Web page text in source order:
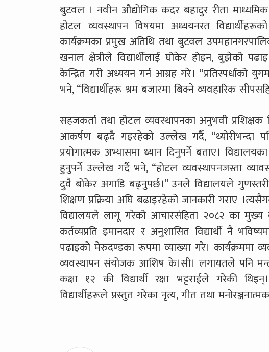
बुटवल । नवीन औद्योगिक कदर बहादुर रीता
होटल व्यवस्थापन विषयमा अध्ययनरत
कार्यक्रमका प्रमुख अतिथि तथा बुटवल
खनाल क्षेत्रीले विद्यार्थीलाई घोकेर होइन, बुझेको
केन्द्रित गरी अध्ययन गर्न आग्रह गरे। “प्रतिस्पर्धाको
भने, “विद्यार्थीहरू श्रम बजारमा बिक्ने व्यवहारिक
सहजकर्ता तथा होटल व्यवस्थापनका अनुभवी प्रशिक्षक
आकर्षण बढ्दै गइरहेको उल्लेख गर्दै, “थ्योरीभन्दा
प्रयोगात्मक अभ्यासमा ध्यान दिनुपर्ने बताए।
हुनुपर्ने उल्लेख गर्दै भने, “होटल व्यवस्थापनजस्ता
दुवै बोकेर अगाडि बढ्नुपर्छ।” उनले विद्यालयले
शिक्षण प्रक्रिया अघि बढाइरहेको जानकारी गराए
विद्यालयले लागू गरेको आचारसंहिता २०८२ का
कर्तव्यप्रति इमानदार र अनुशासित विद्यार्थी नै
पढाइको मेरुदण्डका रूपमा व्याख्या गरे। कार्यक्रममा
व्यवस्थापन संयोजक आशिष के।सी। लगायतले पनि
कक्षा १२ की विद्यार्थी रक्षा भट्टराईले गरेकी
विद्यार्थीहरूले प्रस्तुत गरेका नृत्य, गीत तथा